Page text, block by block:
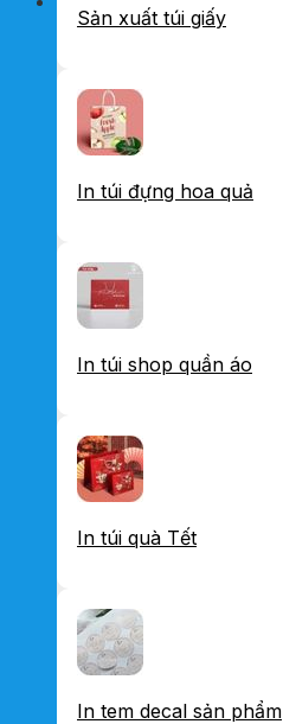
Sản xuất túi giấy
In túi đựng hoa quả
In túi shop quần áo
In túi quà Tết
In tem decal sản phẩm